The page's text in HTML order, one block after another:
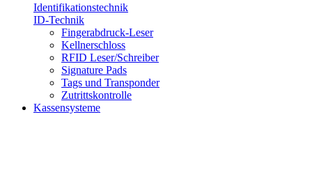
Identifikationstechnik
ID-Technik
Fingerabdruck-Leser
Kellnerschloss
RFID Leser/Schreiber
Signature Pads
Tags und Transponder
Zutrittskontrolle
Kassensysteme